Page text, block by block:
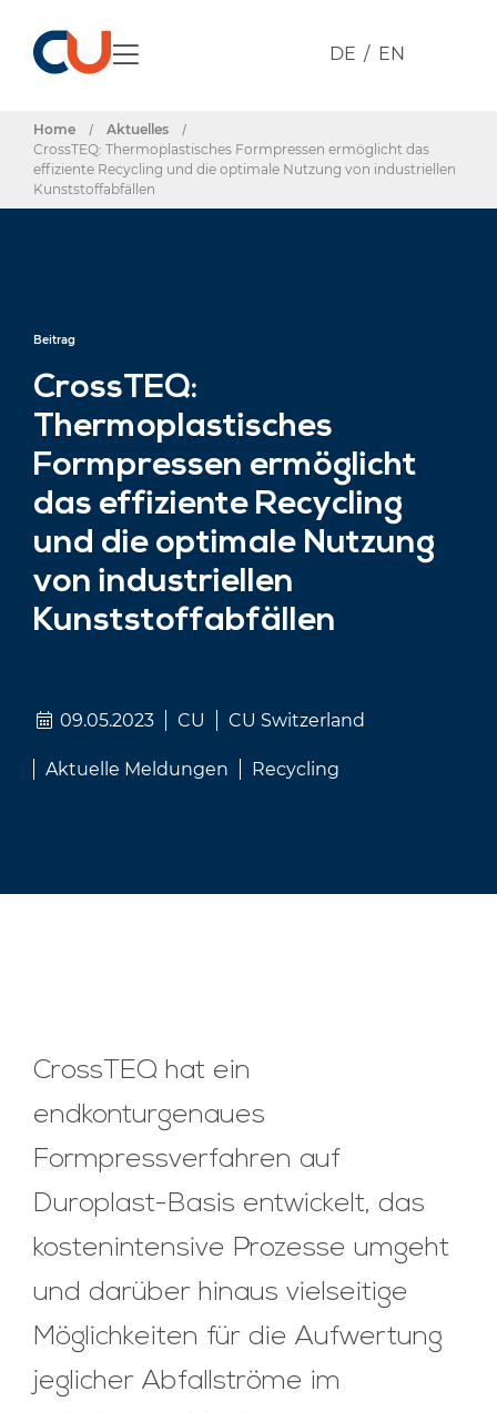
DE EN
Home / Aktuelles
/
CrossTEQ: Thermoplastisches Formpressen ermöglicht das
effiziente Recycling und die optimale Nutzung von industriellen
Kunststoffabfällen
Beitrag
CrossTEQ:
Thermoplastisches
Formpressen ermöglicht
das effiziente Recycling
und die optimale Nutzung
von industriellen
Kunststoffabfällen
09.05.2023 CU CU Switzerland
Aktuelle Meldungen Recycling
CrossTEQ hat ein
endkonturgenaues
Formpressverfahren auf
Duroplast-Basis entwickelt, das
kostenintensive Prozesse umgeht
und darüber hinaus vielseitige
Möglichkeiten für die Aufwertung
jeglicher Abfallströme im